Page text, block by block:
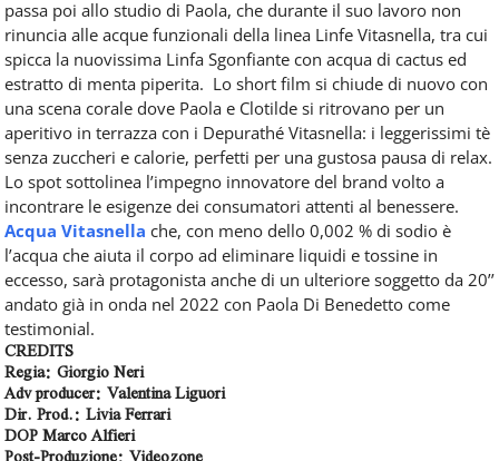
passa poi allo studio di Paola, che durante il suo lavoro non
rinuncia alle acque funzionali della linea Linfe Vitasnella, tra cui
spicca la nuovissima Linfa Sgonfiante con acqua di cactus ed
estratto di menta piperita. Lo short film si chiude di nuovo con
una scena corale dove Paola e Clotilde si ritrovano per un
aperitivo in terrazza con i Depurathé Vitasnella: i leggerissimi tè
senza zuccheri e calorie, perfetti per una gustosa pausa di relax.
Lo spot sottolinea l’impegno innovatore del brand volto a
incontrare le esigenze dei consumatori attenti al benessere.
Acqua Vitasnella che, con meno dello 0,002 % di sodio è
l’acqua che aiuta il corpo ad eliminare liquidi e tossine in
eccesso, sarà protagonista anche di un ulteriore soggetto da 20’’
andato già in onda nel 2022 con Paola Di Benedetto come
testimonial.
CREDITS
Regia: Giorgio Neri
Adv producer: Valentina Liguori
Dir. Prod.: Livia Ferrari
DOP Marco Alfieri